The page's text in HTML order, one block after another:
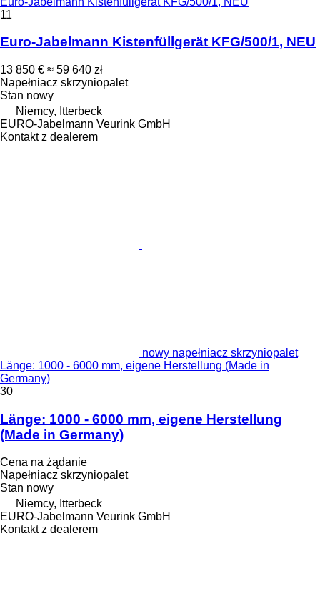
11
Euro-Jabelmann Kistenfüllgerät KFG/500/1, NEU
13 850 € ≈ 59 640 zł
Napełniacz skrzyniopalet
Stan nowy
Niemcy, Itterbeck
EURO-Jabelmann Veurink GmbH
Kontakt z dealerem
nowy napełniacz skrzyniopalet
Länge: 1000 - 6000 mm, eigene Herstellung (Made in
Germany)
30
Länge: 1000 - 6000 mm, eigene Herstellung
(Made in Germany)
Cena na żądanie
Napełniacz skrzyniopalet
Stan nowy
Niemcy, Itterbeck
EURO-Jabelmann Veurink GmbH
Kontakt z dealerem